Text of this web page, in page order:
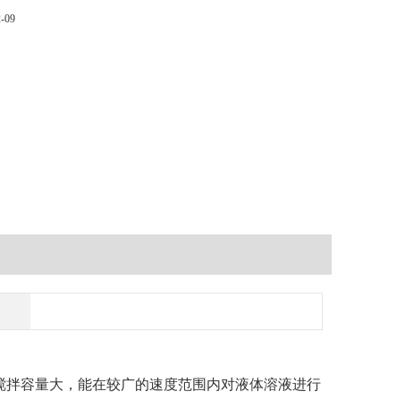
09
容量大，能在较广的速度范围内对液体溶液进行